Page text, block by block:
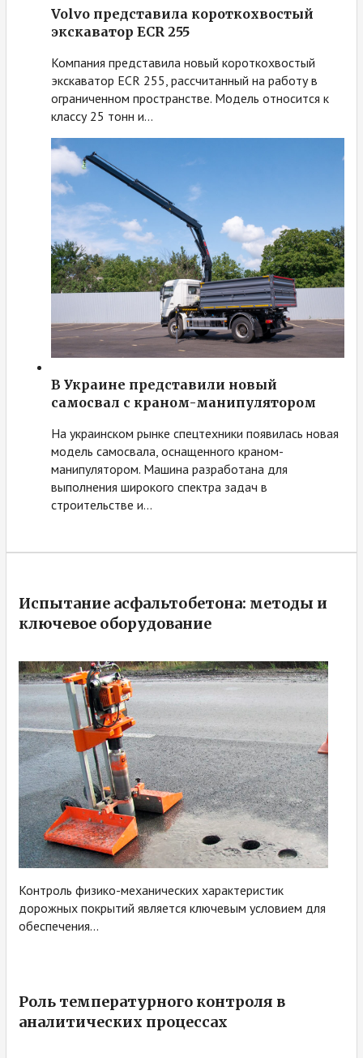
Volvo представила короткохвостый
экскаватор ECR 255
Компания представила новый короткохвостый
экскаватор ECR 255, рассчитанный на работу в
ограниченном пространстве. Модель относится к
классу 25 тонн и…
В Украине представили новый
самосвал с краном-манипулятором
На украинском рынке спецтехники появилась новая
модель самосвала, оснащенного краном-
манипулятором. Машина разработана для
выполнения широкого спектра задач в
строительстве и…
Испытание асфальтобетона: методы и
ключевое оборудование
Контроль физико-механических характеристик
дорожных покрытий является ключевым условием для
обеспечения...
Роль температурного контроля в
аналитических процессах